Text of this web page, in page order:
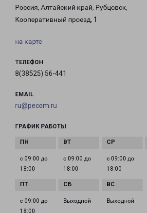
Россия, Алтайский край, Рубцовск,
Кооперативный проезд, 1
на карте
ТЕЛЕФОН
8(38525) 56-441
EMAIL
ru@pecom.ru
ГРАФИК РАБОТЫ
с 09:00 до
18:00
с 09:00 до
18:00
с 09:00 до
18:00
с 09:00 до
18:00
Выходной Выходной